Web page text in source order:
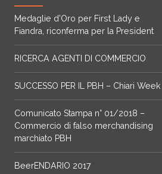
Medaglie d’Oro per First Lady e
Fiandra, riconferma per la President
RICERCA AGENTI DI COMMERCIO
SUCCESSO PER IL PBH – Chiari Week
Comunicato Stampa n° 01/2018 –
Commercio di falso merchandising
marchiato PBH
BeerENDARIO 2017